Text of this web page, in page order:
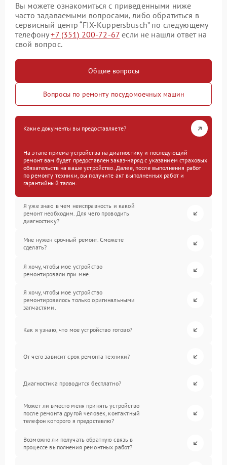
Вы можете ознакомиться с приведенными ниже
часто задаваемыми вопросами, либо обратиться в
сервисный центр “FIX-Kuppersbusch” по следующему
телефону+7 (351) 200-72-67 если не нашли ответ на
свой вопрос.
Общие вопросы
Вопросы по ремонту посудомоечных машин
Какие документы вы предоставляете?
На этапе приема устройства на диагностику и последующий
ремонт вам будет предоставлен заказ-наряд с указанием страховых
обязательств на ваше устройство. Далее, после выполнения работ
по ремонту техники, вы получите акт выполненных работ и
гарантийный талон.
Я уже знаю в чем неисправность и какой
ремонт необходим. Для чего проводить
диагностику?
Мне нужен срочный ремонт. Сможете
сделать?
Я хочу, чтобы мое устройство
ремонтировали при мне.
Я хочу, чтобы мое устройство
ремонтировалось только оригинальными
запчастями.
Как я узнаю, что мое устройство готово?
От чего зависит срок ремонта техники?
Диагностика проводится бесплатно?
Может ли вместо меня принять устройство
после ремонта другой человек, контактный
телефон которого я предоставлю?
Возможно ли получать обратную связь в
процессе выполнения ремонтных работ?